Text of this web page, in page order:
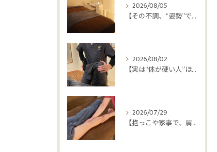
2026/08/05
【その不調、“姿勢”ではなく“呼吸”かもしれません😮‍💨】
2026/08/02
【実は“体が硬い人”ほど疲れやすい😳】
2026/07/29
【抱っこや家事で、肩・腰つらくなっていませんか？👶💦】